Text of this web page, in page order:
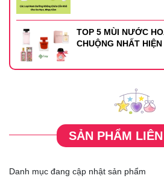
TOP 5 MÙI NƯỚC
CHUỘNG NHẤT HIỆN
SẢN PHẨM
Danh mục đang cập nhật sản phẩm